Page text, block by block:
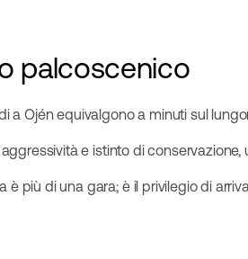
palcoscenico
a Ojén equivalgono a minuti sul
e istinto di conservazione,
più di una gara; è il privilegio di